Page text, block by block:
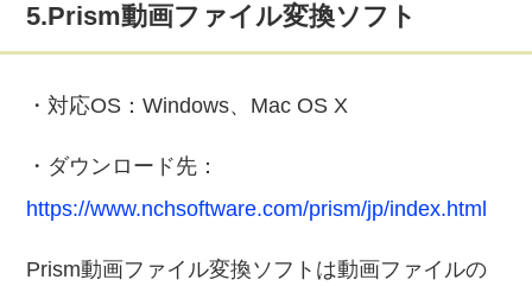
5.Prism動画ファイル変換ソフト
・対応OS：Windows、Mac OS X
・ダウンロード先：
https://www.nchsoftware.com/prism/jp/index.html
Prism動画ファイル変換ソフトは動画ファイルの